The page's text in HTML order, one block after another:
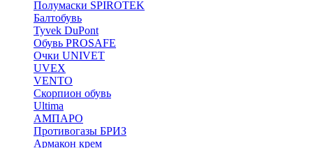
Полумаски SPIROTEK
Балтобувь
Tyvek DuPont
Обувь PROSAFE
Очки UNIVET
UVEX
VENTO
Скорпион обувь
Ultima
АМПАРО
Противогазы БРИЗ
Армакон крем